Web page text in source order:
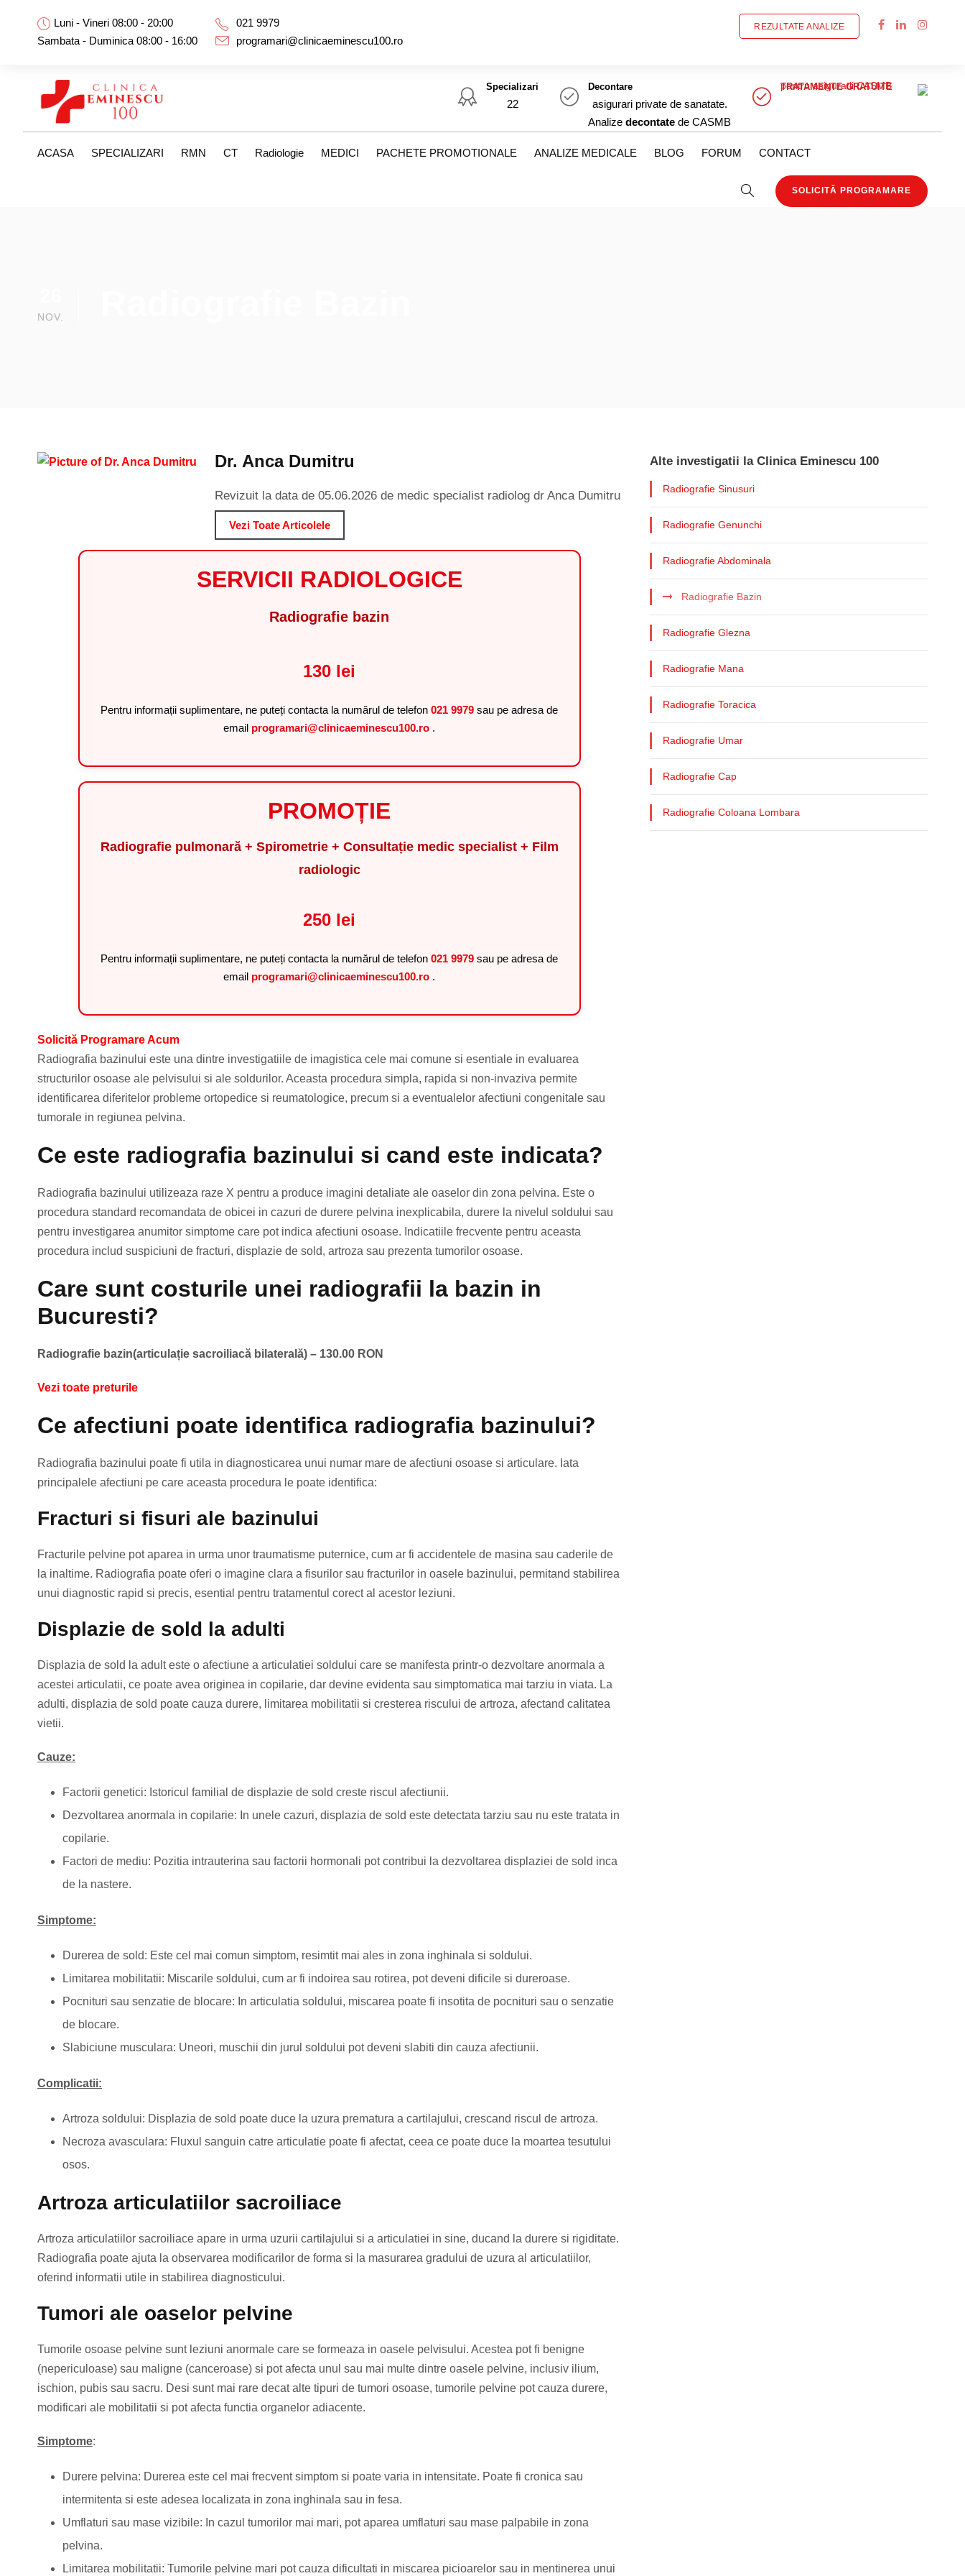
Luni - Vineri 08:00 - 20:00
Sambata - Duminica 08:00 - 16:00
021 9979
programari@clinicaeminescu100.ro
REZULTATE ANALIZE
Specializari
22
Decontare
asigurari private de sanatate.
Analize decontate de CASMB
TRATAMENTE GRATUITE
pentru asiguratii CASMB
ACASA SPECIALIZARI RMN CT Radiologie MEDICI PACHETE PROMOTIONALE ANALIZE MEDICALE BLOG FORUM CONTACT
SOLICITĂ PROGRAMARE
NOV.
Dr. Anca Dumitru
Revizuit la data de 05.06.2026 de medic specialist radiolog dr Anca Dumitru
Vezi Toate Articolele
SERVICII RADIOLOGICE
Radiografie bazin
130 lei
Pentru informații suplimentare, ne puteți contacta la numărul de telefon021 9979sau pe adresa de
email programari@clinicaeminescu100.ro .
PROMOȚIE
Radiografie pulmonară + Spirometrie + Consultație medic specialist + Film
radiologic
250 lei
Pentru informații suplimentare, ne puteți contacta la numărul de telefon021 9979sau pe adresa de
email programari@clinicaeminescu100.ro .
Solicită Programare Acum
Radiografia bazinului este una dintre investigatiile de imagistica cele mai comune si esentiale in evaluarea
structurilor osoase ale pelvisului si ale soldurilor. Aceasta procedura simpla, rapida si non-invaziva permite
identificarea diferitelor probleme ortopedice si reumatologice, precum si a eventualelor afectiuni congenitale sau
tumorale in regiunea pelvina.
Ce este radiografia bazinului si cand este indicata?
Radiografia bazinului utilizeaza raze X pentru a produce imagini detaliate ale oaselor din zona pelvina. Este o
procedura standard recomandata de obicei in cazuri de durere pelvina inexplicabila, durere la nivelul soldului sau
pentru investigarea anumitor simptome care pot indica afectiuni osoase. Indicatiile frecvente pentru aceasta
procedura includ suspiciuni de fracturi, displazie de sold, artroza sau prezenta tumorilor osoase.
Care sunt costurile unei radiografii la bazin in
Bucuresti?
Radiografie bazin(articulație sacroiliacă bilaterală) – 130.00 RON
Vezi toate preturile
Ce afectiuni poate identifica radiografia bazinului?
Radiografia bazinului poate fi utila in diagnosticarea unui numar mare de afectiuni osoase si articulare. Iata
principalele afectiuni pe care aceasta procedura le poate identifica:
Fracturi si fisuri ale bazinului
Fracturile pelvine pot aparea in urma unor traumatisme puternice, cum ar fi accidentele de masina sau caderile de
la inaltime. Radiografia poate oferi o imagine clara a fisurilor sau fracturilor in oasele bazinului, permitand stabilirea
unui diagnostic rapid si precis, esential pentru tratamentul corect al acestor leziuni.
Displazie de sold la adulti
Displazia de sold la adult este o afectiune a articulatiei soldului care se manifesta printr-o dezvoltare anormala a
acestei articulatii, ce poate avea originea in copilarie, dar devine evidenta sau simptomatica mai tarziu in viata. La
adulti, displazia de sold poate cauza durere, limitarea mobilitatii si cresterea riscului de artroza, afectand calitatea
vietii.
Cauze:
Factorii genetici: Istoricul familial de displazie de sold creste riscul afectiunii.
Dezvoltarea anormala in copilarie: In unele cazuri, displazia de sold este detectata tarziu sau nu este tratata in
copilarie.
Factori de mediu: Pozitia intrauterina sau factorii hormonali pot contribui la dezvoltarea displaziei de sold inca
de la nastere.
Simptome:
Durerea de sold: Este cel mai comun simptom, resimtit mai ales in zona inghinala si soldului.
Limitarea mobilitatii: Miscarile soldului, cum ar fi indoirea sau rotirea, pot deveni dificile si dureroase.
Pocnituri sau senzatie de blocare: In articulatia soldului, miscarea poate fi insotita de pocnituri sau o senzatie
de blocare.
Slabiciune musculara: Uneori, muschii din jurul soldului pot deveni slabiti din cauza afectiunii.
Complicatii:
Artroza soldului: Displazia de sold poate duce la uzura prematura a cartilajului, crescand riscul de artroza.
Necroza avasculara: Fluxul sanguin catre articulatie poate fi afectat, ceea ce poate duce la moartea tesutului
osos.
Artroza articulatiilor sacroiliace
Artroza articulatiilor sacroiliace apare in urma uzurii cartilajului si a articulatiei in sine, ducand la durere si rigiditate.
Radiografia poate ajuta la observarea modificarilor de forma si la masurarea gradului de uzura al articulatiilor,
oferind informatii utile in stabilirea diagnosticului.
Tumori ale oaselor pelvine
Tumorile osoase pelvine sunt leziuni anormale care se formeaza in oasele pelvisului. Acestea pot fi benigne
(nepericuloase) sau maligne (canceroase) si pot afecta unul sau mai multe dintre oasele pelvine, inclusiv ilium,
ischion, pubis sau sacru. Desi sunt mai rare decat alte tipuri de tumori osoase, tumorile pelvine pot cauza durere,
modificari ale mobilitatii si pot afecta functia organelor adiacente.
Simptome:
Durere pelvina: Durerea este cel mai frecvent simptom si poate varia in intensitate. Poate fi cronica sau
intermitenta si este adesea localizata in zona inghinala sau in fesa.
Umflaturi sau mase vizibile: In cazul tumorilor mai mari, pot aparea umflaturi sau mase palpabile in zona
pelvina.
Limitarea mobilitatii: Tumorile pelvine mari pot cauza dificultati in miscarea picioarelor sau in mentinerea unui
Alte investigatii la Clinica Eminescu 100
Radiografie Sinusuri
Radiografie Genunchi
Radiografie Abdominala
Radiografie Bazin
Radiografie Glezna
Radiografie Mana
Radiografie Toracica
Radiografie Umar
Radiografie Cap
Radiografie Coloana Lombara